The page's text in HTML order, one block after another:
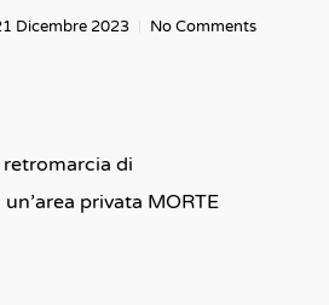
Dicembre 2023 No Comments
di
privata MORTE